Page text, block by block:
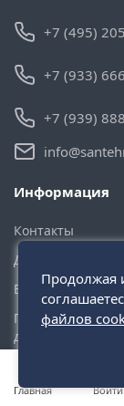
Главная Войти
+7 (495)
+7 (933)
+7 (939)
Информация
Контакты
Доставка и Оплата
Возврат товара
Публичная
данных
Продолжая
файлов